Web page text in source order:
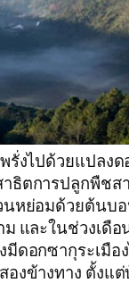
รั่งไปด้วยแปลงด
ธิตการปลูกพืชส
นหย่อมด้วยต้นบ
และในช่วงเดื
ดอกซากุระเมือ
องข้างทาง ตั้งแ